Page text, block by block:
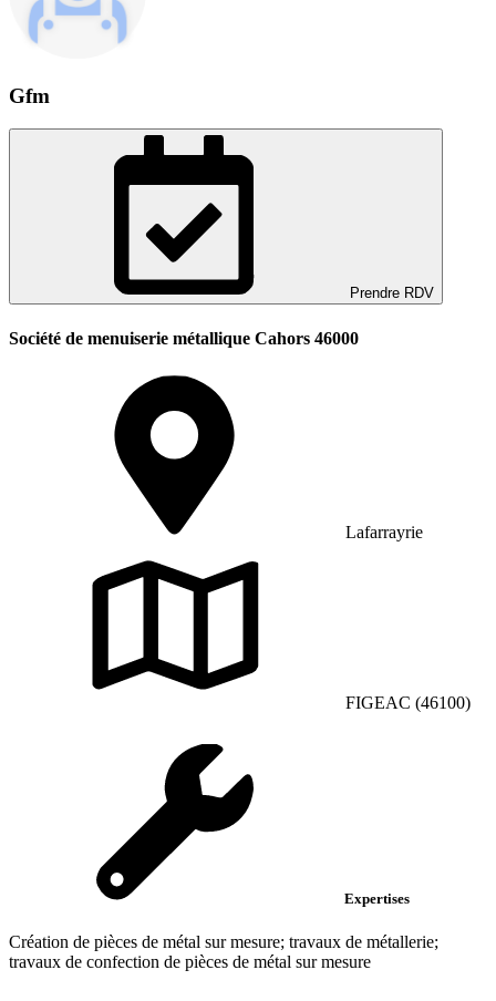
Gfm
Prendre RDV
Société de menuiserie métallique Cahors 46000
Lafarrayrie
FIGEAC (46100)
Expertises
Création de pièces de métal sur mesure; travaux de métallerie;
travaux de confection de pièces de métal sur mesure